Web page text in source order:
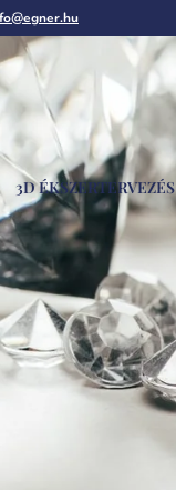
3D ÉKSZERTERVEZÉS